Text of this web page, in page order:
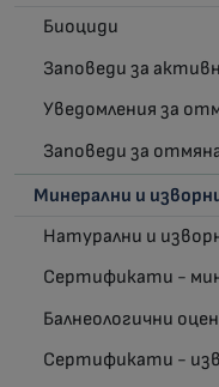
Биоциди
Заповеди за
Уведомления за
Заповеди за
Минерални и
Натурални и
Сертификати -
Балнеологични
Сертификати -